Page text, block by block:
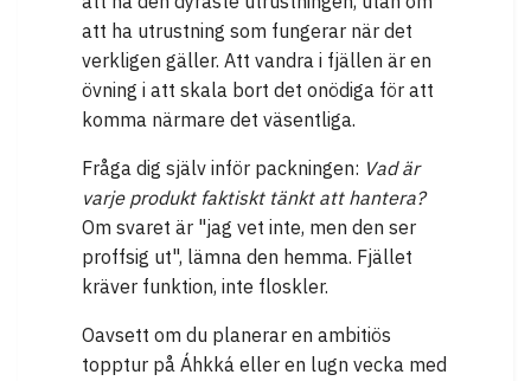
att ha utrustning som fungerar när det
verkligen gäller. Att vandra i fjällen är en
övning i att skala bort det onödiga för att
komma närmare det väsentliga.
Fråga dig själv inför packningen: Vad är
varje produkt faktiskt tänkt att hantera?
Om svaret är "jag vet inte, men den ser
proffsig ut", lämna den hemma. Fjället
kräver funktion, inte floskler.
Oavsett om du planerar en ambitiös
topptur på Áhkká eller en lugn vecka med